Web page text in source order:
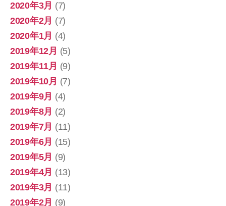
2020年3月 (7)
2020年2月 (7)
2020年1月 (4)
2019年12月 (5)
2019年11月 (9)
2019年10月 (7)
2019年9月 (4)
2019年8月 (2)
2019年7月 (11)
2019年6月 (15)
2019年5月 (9)
2019年4月 (13)
2019年3月 (11)
2019年2月 (9)